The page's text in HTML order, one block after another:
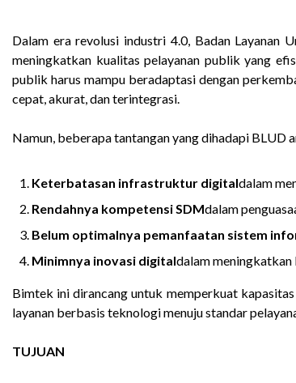
Dalam era revolusi industri 4.0, Badan Layanan
meningkatkan kualitas pelayanan publik yang
publik harus mampu beradaptasi dengan
cepat, akurat, dan terintegrasi.
Namun, beberapa tantangan yang dihadapi BLUD
Keterbatasan infrastruktur digitaldalam
Rendahnya kompetensi SDMdalam
Belum optimalnya pemanfaatan sistem
Minimnya inovasi digitaldalam meningkatkan
Bimtek ini dirancang untuk memperkuat
layanan berbasis teknologi menuju standar
TUJUAN